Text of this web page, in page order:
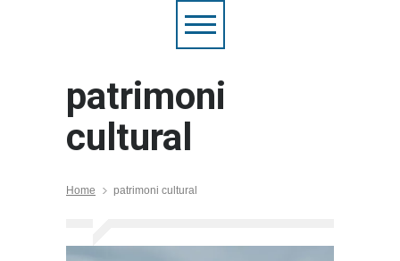
patrimoni
cultural
Home patrimoni cultural